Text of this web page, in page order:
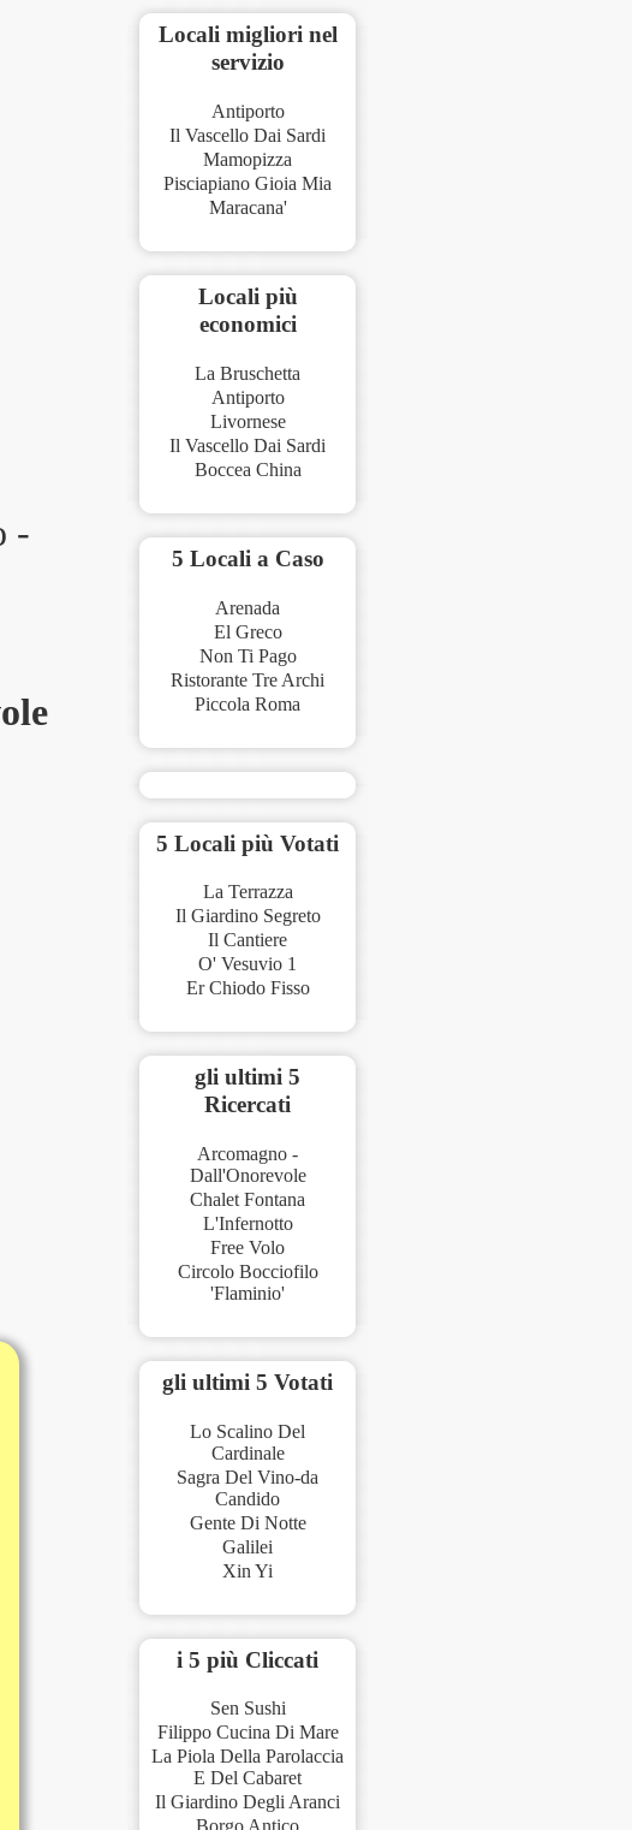
-
Locali migliori nel
servizio
Antiporto
Il Vascello Dai Sardi
Mamopizza
Pisciapiano Gioia Mia
Maracana'
Locali più
economici
La Bruschetta
Antiporto
Livornese
Il Vascello Dai Sardi
Boccea China
5 Locali a Caso
Arenada
El Greco
Non Ti Pago
Ristorante Tre Archi
Piccola Roma
5 Locali più Votati
La Terrazza
Il Giardino Segreto
Il Cantiere
O' Vesuvio 1
Er Chiodo Fisso
gli ultimi 5
Ricercati
Arcomagno -
Dall'Onorevole
Chalet Fontana
L'Infernotto
Free Volo
Circolo Bocciofilo
'Flaminio'
gli ultimi 5 Votati
Lo Scalino Del
Cardinale
Sagra Del Vino-da
Candido
Gente Di Notte
Galilei
Xin Yi
i 5 più Cliccati
Sen Sushi
Filippo Cucina Di Mare
La Piola Della Parolaccia
E Del Cabaret
Il Giardino Degli Aranci